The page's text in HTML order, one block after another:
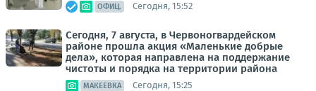
ОФИЦ. Сегодня, 15:52
Сегодня, 7 августа, в Червоногвардейском
районе прошла акция «Маленькие добрые
дела», которая направлена на поддержание
чистоты и порядка на территории района
МАКЕЕВКА Сегодня, 15:25